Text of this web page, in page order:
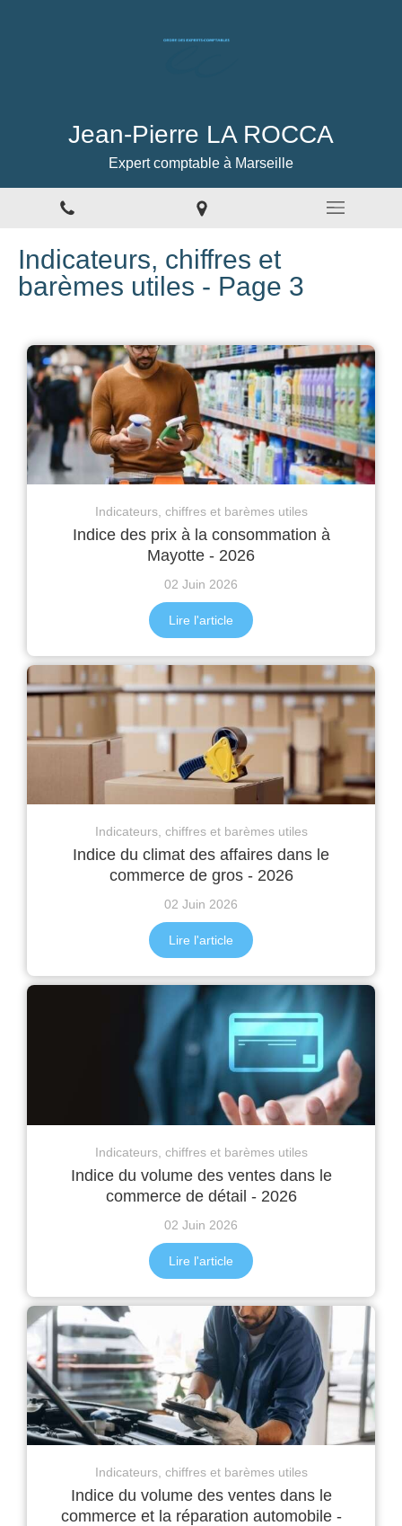
Jean-Pierre LA ROCCA
Expert comptable à Marseille
Indicateurs, chiffres et
barèmes utiles - Page 3
Indicateurs, chiffres et barèmes utiles
Indice des prix à la consommation à
Mayotte - 2026
02 Juin 2026
Lire l'article
Indicateurs, chiffres et barèmes utiles
Indice du climat des affaires dans le
commerce de gros - 2026
02 Juin 2026
Lire l'article
Indicateurs, chiffres et barèmes utiles
Indice du volume des ventes dans le
commerce de détail - 2026
02 Juin 2026
Lire l'article
Indicateurs, chiffres et barèmes utiles
Indice du volume des ventes dans le
commerce et la réparation automobile -